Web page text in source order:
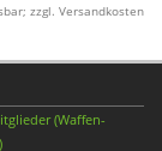
zzgl. Versandkosten
(Waffen-